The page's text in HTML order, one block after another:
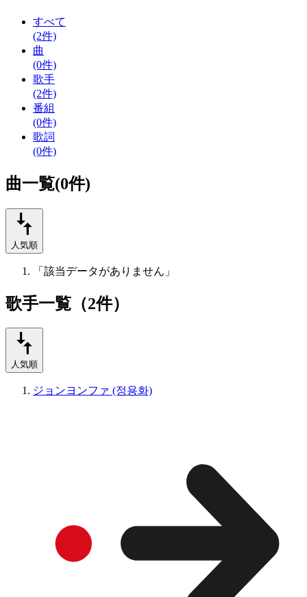
すべて
(2件)
曲
(0件)
歌手
(2件)
番組
(0件)
歌詞
(0件)
曲一覧(0件)
人気順
「該当データがありません」
歌手一覧（2件）
人気順
ジョンヨンファ (정용화)